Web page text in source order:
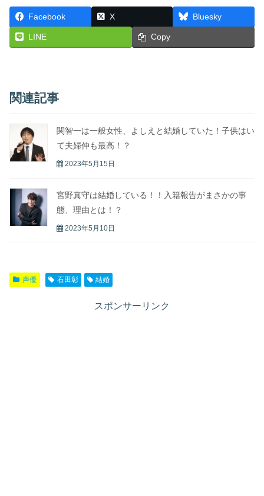
Facebook X Bluesky
LINE Copy
関連記事
関智一は一般女性、よしえと結婚していた！子供はい
て夫婦仲も最高！？
2023年5月15日
宮野真守は結婚している！！入籍報告がまさかの事
態、理由とは！？
2023年5月10日
声優 石田彰 結婚
スポンサーリンク